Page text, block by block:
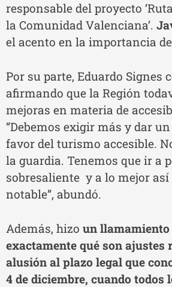
responsable del proyecto
la Comunidad Valenciana’.
el acento en la importancia
Por su parte, Eduardo Signes
afirmando que la Región
mejoras en materia de
“Debemos exigir más y dar
favor del turismo accesible.
la guardia. Tenemos que ir a
sobresaliente y a lo mejor
notable”, abundó.
Además, hizo un
exactamente qué son ajustes
alusión al plazo legal que
4 de diciembre, cuando todos